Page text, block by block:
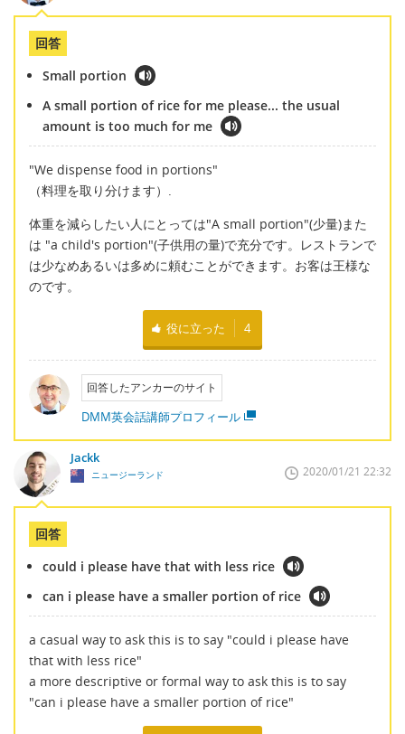
回答
Small portion
A small portion of rice for me please... the usual
amount is too much for me
"We dispense food in portions"
（料理を取り分けます）.
体重を減らしたい人にとっては"A small portion"(少量)また
は "a child's portion"(子供用の量)で充分です。レストランで
は少なめあるいは多めに頼むことができます。お客は王様な
のです。
役に立った 4
回答したアンカーのサイト
DMM英会話講師プロフィール
Jackk
ニュージーランド 2020/01/21 22:32
回答
could i please have that with less rice
can i please have a smaller portion of rice
a casual way to ask this is to say "could i please have
that with less rice"
a more descriptive or formal way to ask this is to say
"can i please have a smaller portion of rice"